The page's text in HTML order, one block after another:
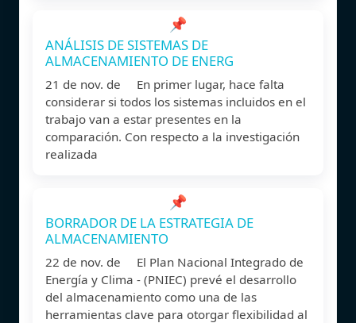
📌
ANÁLISIS DE SISTEMAS DE
ALMACENAMIENTO DE ENERG
21 de nov. de En primer lugar, hace falta
considerar si todos los sistemas incluidos en el
trabajo van a estar presentes en la
comparación. Con respecto a la investigación
realizada
📌
BORRADOR DE LA ESTRATEGIA DE
ALMACENAMIENTO
22 de nov. de El Plan Nacional Integrado de
Energía y Clima - (PNIEC) prevé el desarrollo
del almacenamiento como una de las
herramientas clave para otorgar flexibilidad al